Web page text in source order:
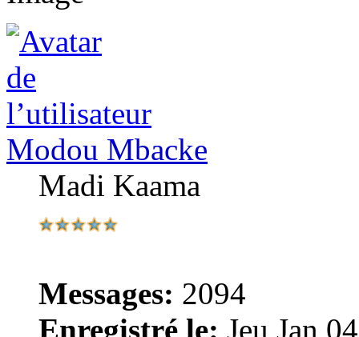
Modou Mbacke
Madi Kaama
Messages: 2094
Enregistré le: Jeu Jan